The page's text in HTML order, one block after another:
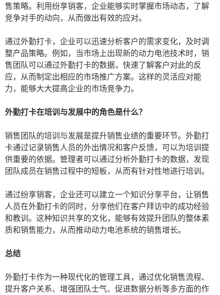
售策略。利用纷享销客，企业能够实时掌握市场动态，了解
竞争对手的动向，从而做出有效的应对。
通过外勤打卡，企业可以迅速分析客户的需求变化，及时调
整产品策略。例如，当市场上出现新的动力电池技术时，销
售团队可以通过外勤打卡的数据，快速了解客户对此的反
应，从而制定出相应的市场推广方案。这样的灵活应对能
力，能够大大提高企业的市场竞争力。
外勤打卡在培训与发展中的角色是什么？
销售团队的培训与发展是提升销售业绩的重要环节。外勤打
卡通过记录销售人员的外出情况和客户反馈，可以为培训提
供重要的依据。管理者可以通过分析外勤打卡的数据，发现
团队成员在销售过程中的短板，从而有针对性地进行培训。
通过纷享销客，企业还可以建立一个知识分享平台，让销售
人员在外勤打卡的同时，分享他们在客户拜访中的成功经验
和教训。这种知识共享的文化，能够有效提升团队的整体素
质和销售能力，从而推动动力电池系统的销售增长。
总结
外勤打卡作为一种现代化的管理工具，通过优化销售流程、
提升客户关系、增强团队士气、促进数据分析等多方面的作